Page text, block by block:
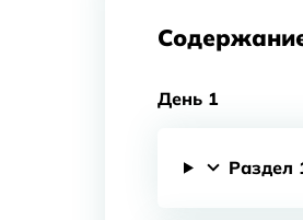
День 1
Раздел